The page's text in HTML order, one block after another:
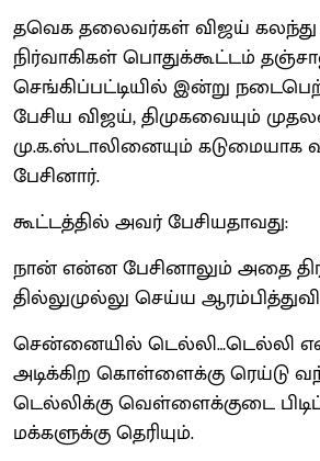
தவெக தலைவர்கள் விஜய்
நிர்வாகிகள் பொதுக்கூட்டம்
செங்கிப்பட்டியில் இன்று
பேசிய விஜய், திமுகவையும்
மு.க.ஸ்டாலினையும் கடுமையாக
பேசினார்.
கூட்டத்தில் அவர் பேசியதாவது:
நான் என்ன பேசினாலும் அதை
தில்லுமுல்லு செய்ய
சென்னையில் டெல்லி…டெல்லி என
அடிக்கிற கொள்ளைக்கு ரெய்டு
டெல்லிக்கு வெள்ளைக்குடை
மக்களுக்கு தெரியும்.